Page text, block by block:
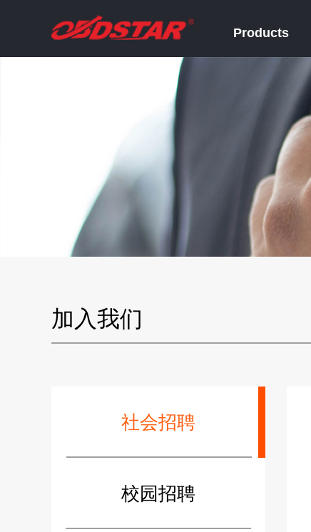
Products
加入我们
社会招聘
校园招聘